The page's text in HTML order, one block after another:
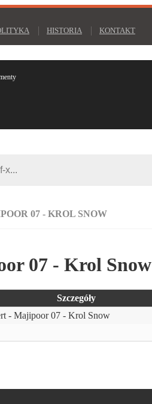
HISTORIA KONTAKT
07 - KROL SNOW
07 - Krol Snow
Szczegóły
- Majipoor 07 - Krol Snow